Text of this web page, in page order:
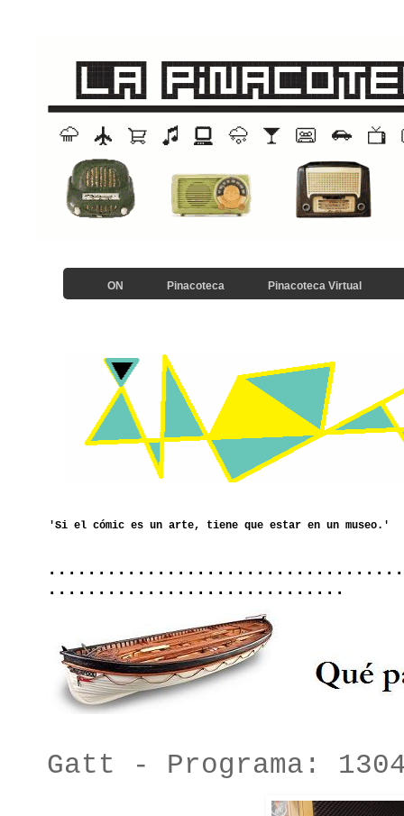
ON Pinacoteca Pinacoteca Virtual
..............................
Gatt - Programa: